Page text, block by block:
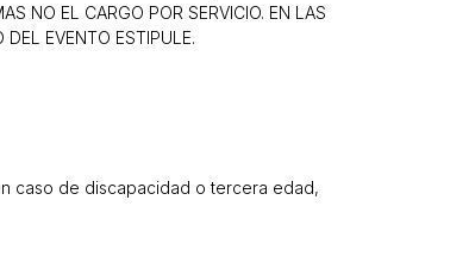
NO EL CARGO POR SERVICIO. EN LAS
EVENTO ESTIPULE.
caso de discapacidad o tercera edad,